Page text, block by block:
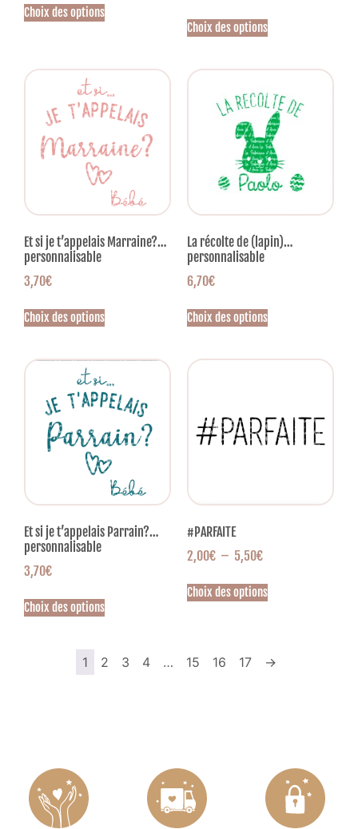
Choix des options
Choix des options
Et si je t’appelais Marraine?…
personnalisable
3,70€
Choix des options
La récolte de (lapin)…
personnalisable
6,70€
Choix des options
Et si je t’appelais Parrain?…
personnalisable
3,70€
Choix des options
#PARFAITE
2,00€ – 5,50€
Choix des options
1 2 3 4 … 15 16 17 →